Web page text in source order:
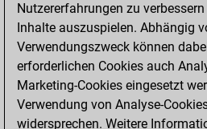
2023
You
BeautyScore
You
achieved a
Nutzererfahrungen zu
Inhalte auszuspielen. Abhängig
Verwendungszweck können
erforderlichen Cookies auch
Marketing-Cookies eingesetzt
Verwendung von Analyse-
widersprechen. Weitere